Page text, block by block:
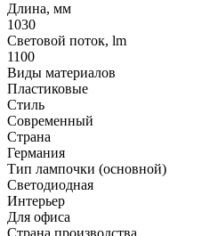
Длина, мм
1030
Световой поток, lm
1100
Виды материалов
Пластиковые
Стиль
Современный
Страна
Германия
Тип лампочки (основной)
Светодиодная
Интерьер
Для офиса